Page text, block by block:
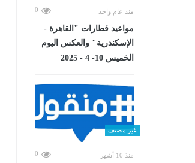
منذ عام واحد 0
مواعيد قطارات "القاهرة -
الإسكندرية" والعكس اليوم
الخميس 10- 4 - 2025
غير مصنف
منذ 10 أشهر 0